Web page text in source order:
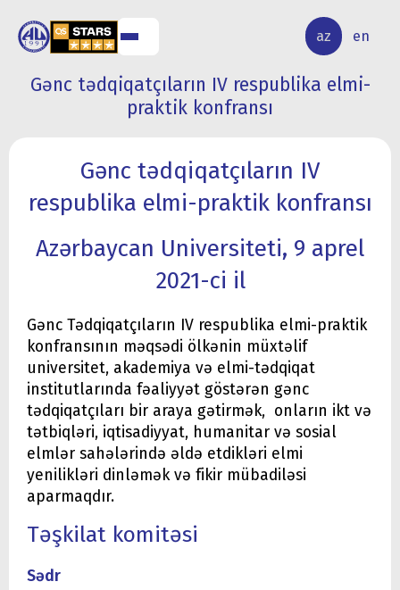
az en
ELMİ
TƏDQİQAT
Gənc tədqiqatçıların IV respublika elmi-
praktik konfransı
Gənc tədqiqatçıların IV
respublika elmi-praktik konfransı
Azərbaycan Universiteti, 9 aprel
2021-ci il
Gənc Tədqiqatçıların IV respublika elmi-praktik
konfransının məqsədi ölkənin müxtəlif
universitet, akademiya və elmi-tədqiqat
institutlarında fəaliyyət göstərən gənc
tədqiqatçıları bir araya gətirmək, onların ikt və
tətbiqləri, iqtisadiyyat, humanitar və sosial
elmlər sahələrində əldə etdikləri elmi
yenilikləri dinləmək və fikir mübadiləsi
aparmaqdır.
Təşkilat komitəsi
Sədr